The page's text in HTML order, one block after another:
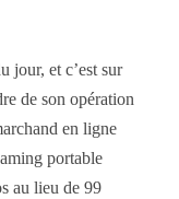
jour, et c’est sur
de son opération
en ligne
portable
au lieu de 99